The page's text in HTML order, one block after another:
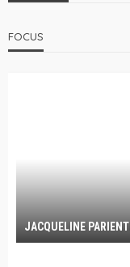
FOCUS
JACQUELINE